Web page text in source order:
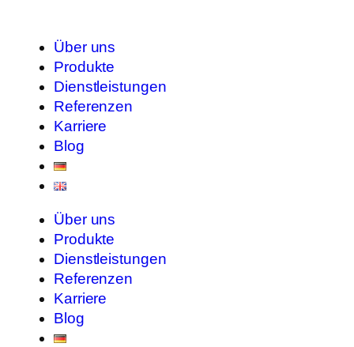
Über uns
Produkte
Dienstleistungen
Referenzen
Karriere
Blog
Über uns
Produkte
Dienstleistungen
Referenzen
Karriere
Blog